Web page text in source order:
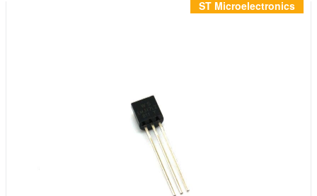
Услуги
ST Microelectronics